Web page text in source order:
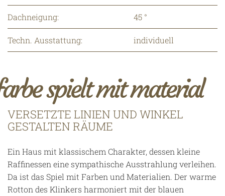
Dachneigung: 45 °
Techn. Ausstattung: individuell
spielt mit material
VERSETZTE LINIEN UND WINKEL
GESTALTEN RÄUME
Ein Haus mit klassischem Charakter, dessen kleine
Raffinessen eine sympathische Ausstrahlung verleihen.
Da ist das Spiel mit Farben und Materialien. Der warme
Rotton des Klinkers harmoniert mit der blauen